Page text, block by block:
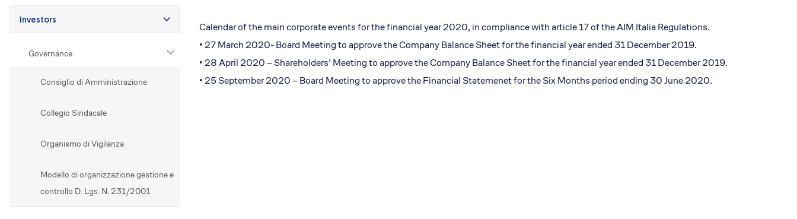
Dove siamo
Comunicati Stampa
Foto e Video
Investors
Governance
Consiglio di Amministrazione
Collegio Sindacale
Organismo di Vigilanza
Modello di organizzazione gestione e
controllo D. Lgs. N. 231/2001
Calendar of the main corporate events for the financial year 2020, in compliance with article 17 of the AIM Italia Regulations.
• 27 March 2020- Board Meeting to approve the Company Balance Sheet for the financial year ended 31 December 2019.
• 28 April 2020 – Shareholders’ Meeting to approve the Company Balance Sheet for the financial year ended 31 December 2019.
• 25 September 2020 – Board Meeting to approve the Financial Statemenet for the Six Months period ending 30 June 2020.